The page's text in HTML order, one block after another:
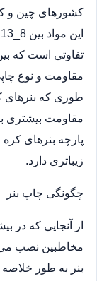
کشورهای چین و
تفاوتی است که
مقاومت و نوع
طوری که بنرهای
مقاومت بیشتری
پارچه بنرهای
زیباتری دارد.
چگونگی چاپ بنر
از آنجایی که در
مخاطبین نصب
بنر به طور